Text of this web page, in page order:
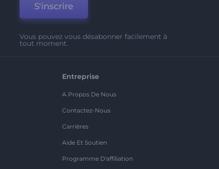
S'inscrire
Vous pouvez vous désabonner facilement à
tout moment.
Entreprise
A Propos De Nous
Contactez-Nous
Carrières
Aide Et Soutien
Programme D'affiliation